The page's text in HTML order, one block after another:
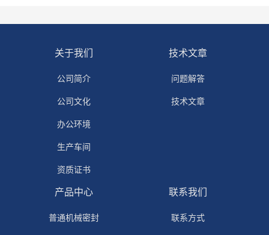
关于我们
公司简介
公司文化
办公环境
生产车间
资质证书
技术文章
问题解答
技术文章
产品中心
普通机械密封
联系我们
联系方式